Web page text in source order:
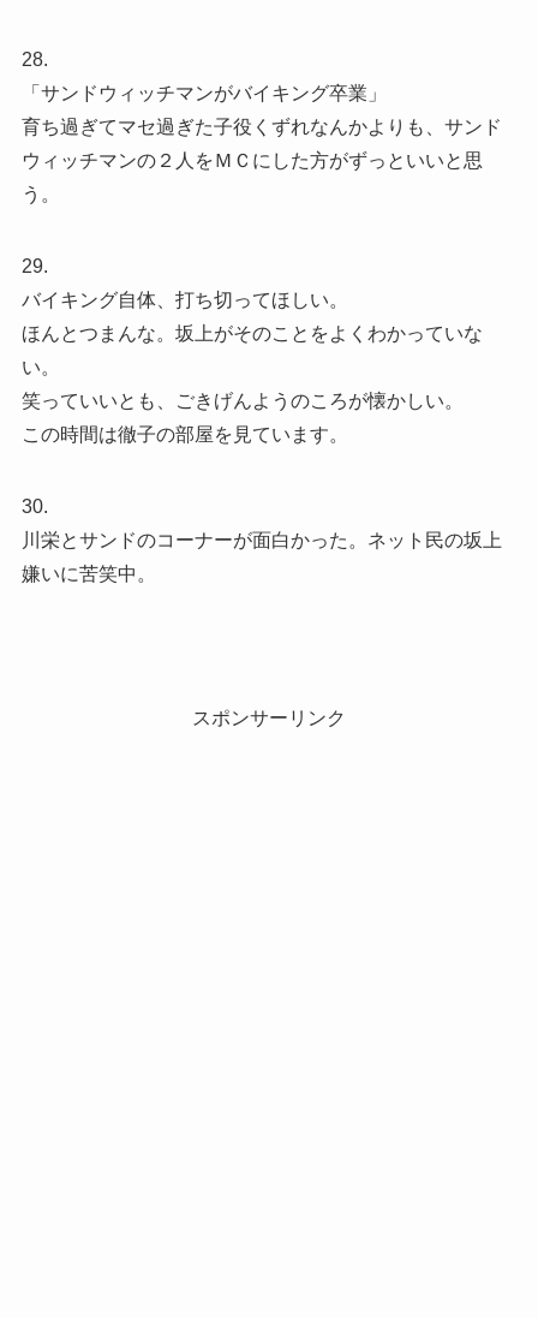
28.
「サンドウィッチマンがバイキング卒業」
育ち過ぎてマセ過ぎた子役くずれなんかよりも、サンド
ウィッチマンの２人をＭＣにした方がずっといいと思
う。
29.
バイキング自体、打ち切ってほしい。
ほんとつまんな。坂上がそのことをよくわかっていな
い。
笑っていいとも、ごきげんようのころが懐かしい。
この時間は徹子の部屋を見ています。
30.
川栄とサンドのコーナーが面白かった。ネット民の坂上
嫌いに苦笑中。
スポンサーリンク